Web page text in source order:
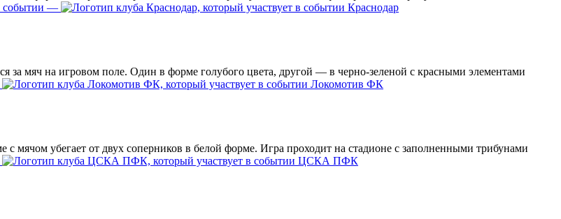
—
Краснодар
Локомотив ФК
ЦСКА ПФК